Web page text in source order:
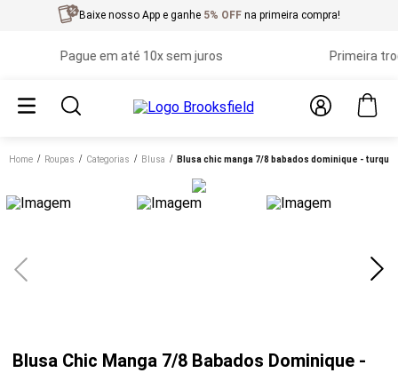
Baixe nosso App e ganhe 5% OFF na primeira compra!
Pague em até 10x sem juros Primeira
Home roupas categorias blusa blusa chic manga 7/8 babados dominique -
Blusa Chic Manga 7/8 Babados Dominique -